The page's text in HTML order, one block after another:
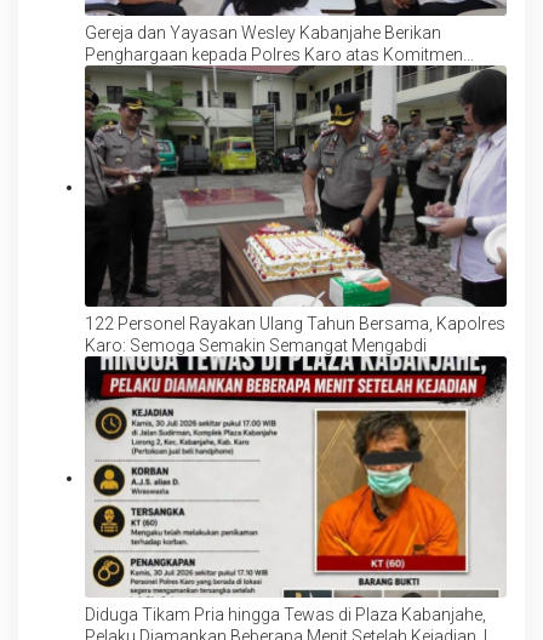
Gereja dan Yayasan Wesley Kabanjahe Berikan
Penghargaan kepada Polres Karo atas Komitmen
Lindungi Anak dan Perempuan
122 Personel Rayakan Ulang Tahun Bersama, Kapolres
Karo: Semoga Semakin Semangat Mengabdi
Diduga Tikam Pria hingga Tewas di Plaza Kabanjahe,
Pelaku Diamankan Beberapa Menit Setelah Kejadian, Ini